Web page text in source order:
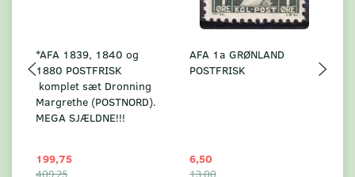
*AFA 1839, 1840 og
1880 POSTFRISK
komplet sæt Dronning
Margrethe (POSTNORD).
MEGA SJÆLDNE!!!
199,75
409,25
AFA 1a GRØNLAND
POSTFRISK
6,50
13,00